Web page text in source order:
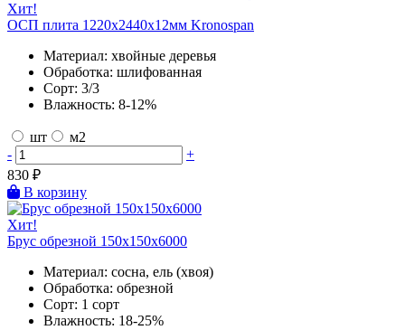
Хит!
ОСП плита 1220х2440х12мм Kronospan
Материал: хвойные деревья
Обработка: шлифованная
Сорт: 3/3
Влажность: 8-12%
шт
м2
-
+
830 ₽
В корзину
Хит!
Брус обрезной 150х150х6000
Материал: сосна, ель (хвоя)
Обработка: обрезной
Сорт: 1 сорт
Влажность: 18-25%